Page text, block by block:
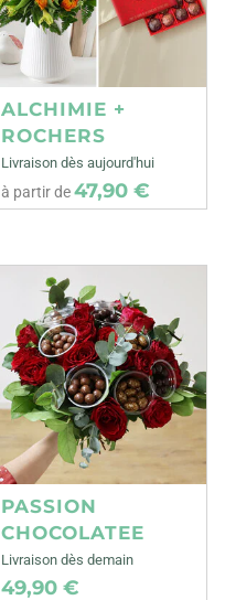
ALCHIMIE +
ROCHERS
Livraison dès aujourd'hui
à partir de47,90 €
PASSION
CHOCOLATEE
Livraison dès demain
49,90 €